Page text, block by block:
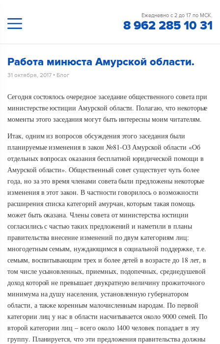
Ежедневно с 2 до 17 по МСК.
8 962 285 10 31
Работа минюста Амурской области.
31 октября, 2017 • Блог
Сегодня состоялось очередное заседание общественного совета при
министерстве юстиции Амурской области. Полагаю, что некоторые
моменты этого заседания могут быть интересны моим читателям.
Итак, одним из вопросов обсуждения этого заседания были
планируемые изменения в закон №81-ОЗ Амурской области «Об
отдельных вопросах оказания бесплатной юридической помощи в
Амурской области». Общественный совет существует чуть более
года, но за это время членами совета были предложены некоторые
изменения в этот закон. В частности говорилось о возможности
расширения списка категорий амурчан, которым такая помощь
может быть оказана. Члены совета от министерства юстиции
согласились с частью таких предложений и наметили в планы
правительства внесение изменений по двум категориям лиц:
многодетным семьям, нуждающимся в социальной поддержке, т.е.
семьям, воспитывающим трех и более детей в возрасте до 18 лет, в
том числе усыновленных, приемных, подопечных, среднедушевой
доход которой не превышает двукратную величину прожиточного
минимума на душу населения, установленную губернатором
области, а также коренным малочисленным народам. По первой
категории лиц у нас в области насчитывается около 9000 семей. По
второй категории лиц – всего около 1400 человек попадает в эту
группу. Планируется, что эти предложения правительства должны